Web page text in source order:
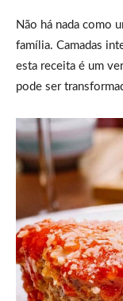
Não há nada como
família. Camadas
esta receita é um
pode ser